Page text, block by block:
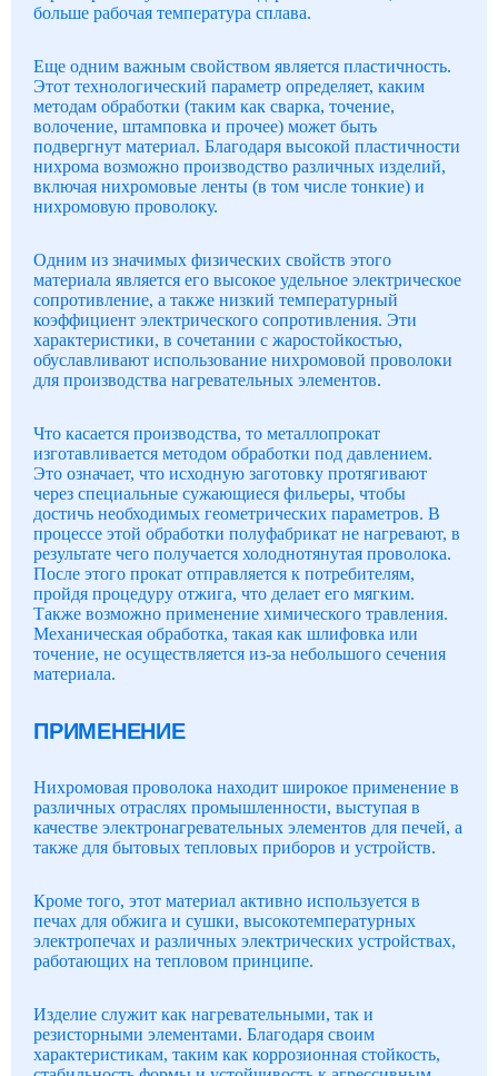
больше рабочая температура сплава.
Еще одним важным свойством является пластичность.
Этот технологический параметр определяет, каким
методам обработки (таким как сварка, точение,
волочение, штамповка и прочее) может быть
подвергнут материал. Благодаря высокой пластичности
нихрома возможно производство различных изделий,
включая нихромовые ленты (в том числе тонкие) и
нихромовую проволоку.
Одним из значимых физических свойств этого
материала является его высокое удельное электрическое
сопротивление, а также низкий температурный
коэффициент электрического сопротивления. Эти
характеристики, в сочетании с жаростойкостью,
обуславливают использование нихромовой проволоки
для производства нагревательных элементов.
Что касается производства, то металлопрокат
изготавливается методом обработки под давлением.
Это означает, что исходную заготовку протягивают
через специальные сужающиеся фильеры, чтобы
достичь необходимых геометрических параметров. В
процессе этой обработки полуфабрикат не нагревают, в
результате чего получается холоднотянутая проволока.
После этого прокат отправляется к потребителям,
пройдя процедуру отжига, что делает его мягким.
Также возможно применение химического травления.
Механическая обработка, такая как шлифовка или
точение, не осуществляется из-за небольшого сечения
материала.
ПРИМЕНЕНИЕ
Нихромовая проволока находит широкое применение в
различных отраслях промышленности, выступая в
качестве электронагревательных элементов для печей, а
также для бытовых тепловых приборов и устройств.
Кроме того, этот материал активно используется в
печах для обжига и сушки, высокотемпературных
электропечах и различных электрических устройствах,
работающих на тепловом принципе.
Изделие служит как нагревательными, так и
резисторными элементами. Благодаря своим
характеристикам, таким как коррозионная стойкость,